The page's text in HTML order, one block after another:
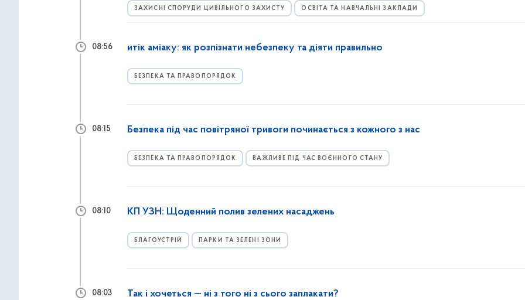
ЗАХИСНІ СПОРУДИ ЦИВІЛЬНОГО ЗАХИСТУ ОСВІТА ТА НАВЧАЛЬНІ ЗАКЛАДИ
итік аміаку: як розпізнати небезпеку та діяти правильно
БЕЗПЕКА ТА ПРАВОПОРЯДОК
08:56
Безпека під час повітряної тривоги починається з кожного з нас
БЕЗПЕКА ТА ПРАВОПОРЯДОК ВАЖЛИВЕ ПІД ЧАС ВОЄННОГО СТАНУ
08:15
КП УЗН: Щоденний полив зелених насаджень
БЛАГОУСТРІЙ ПАРКИ ТА ЗЕЛЕНІ ЗОНИ
08:10
Так і хочеться — ні з того ні з сього заплакати?
08:03